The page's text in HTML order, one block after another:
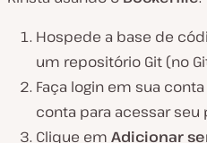
Hospede a base de
um repositório Git (no
Faça login em sua
conta para acessar seu
Clique em Adicionar